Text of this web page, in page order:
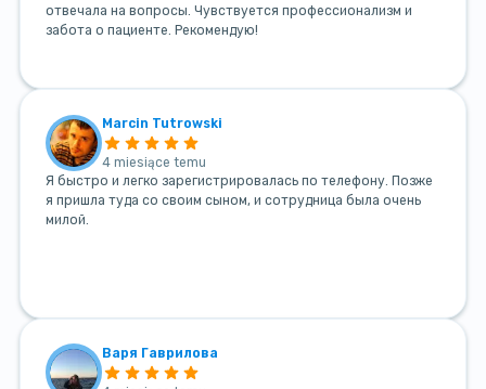
отвечала на вопросы. Чувствуется профессионализм и
забота о пациенте. Рекомендую!
Marcin Tutrowski
4 miesiące temu
Я быстро и легко зарегистрировалась по телефону. Позже
я пришла туда со своим сыном, и сотрудница была очень
милой.
Варя Гаврилова